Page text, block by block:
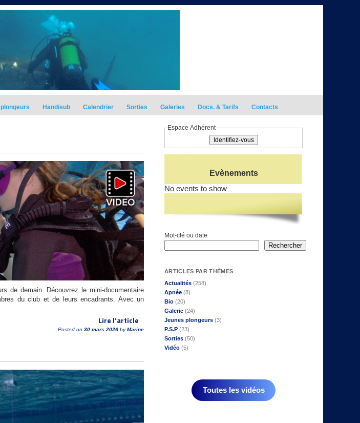
Handisub Calendrier Sorties Galeries Docs. & Tarifs Contacts
de demain. Découvrez le mini-documentaire
du club et de leurs encadrants. Avec un
Lire l'article
Posted on 30 mars 2026 byMarine
Espace Adhérent
Evènements
No events to show
Mot-clé ou date
Rechercher
ARTICLES PAR THÈMES
Actualités (258)
Apnée (8)
Bio (20)
Galerie (24)
Jeunes plongeurs (3)
P.S.P (23)
Sorties (50)
Vidéo (5)
Toutes les vidéos